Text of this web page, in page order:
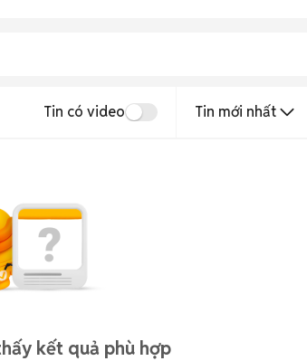
Tin có video Tin mới nhất
kết quả phù hợp